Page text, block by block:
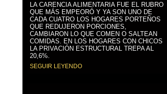
LA CARENCIA ALIMENTARIA FUE EL RUBRO
QUE MÁS EMPEORÓ Y YA SON UNO DE
CADA CUATRO LOS HOGARES PORTEÑOS
QUE REDUJERON PORCIONES,
CAMBIARON LO QUE COMEN O SALTEAN
COMIDAS. EN LOS HOGARES CON CHICOS
LA PRIVACIÓN ESTRUCTURAL TREPA AL
20,6%.
SEGUIR LEYENDO